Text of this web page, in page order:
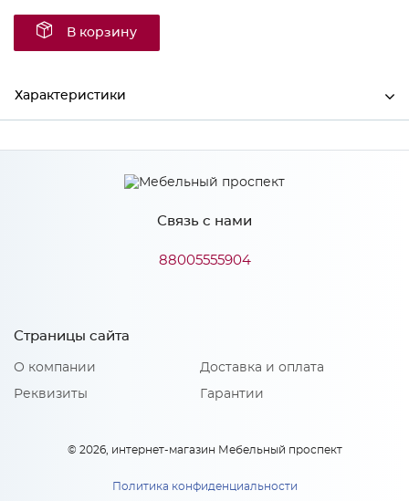
В корзину
Характеристики
Производитель МиФ
Связь с нами
88005555904
Страницы сайта
О компании
Реквизиты
Доставка и оплата
Гарантии
© 2026, интернет-магазин Мебельный проспект
Политика конфиденциальности